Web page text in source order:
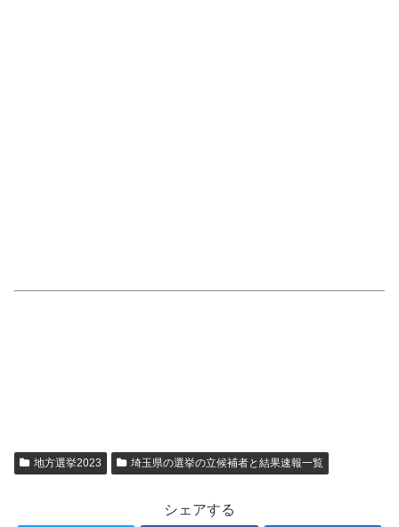
地方選挙2023 埼玉県の選挙の立候補者と結果速報一覧
シェアする